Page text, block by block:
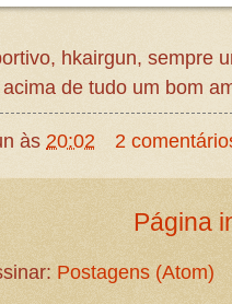
hkairgun, sempre
de tudo um bom
às20:02 2
Página
Postagens (Atom)